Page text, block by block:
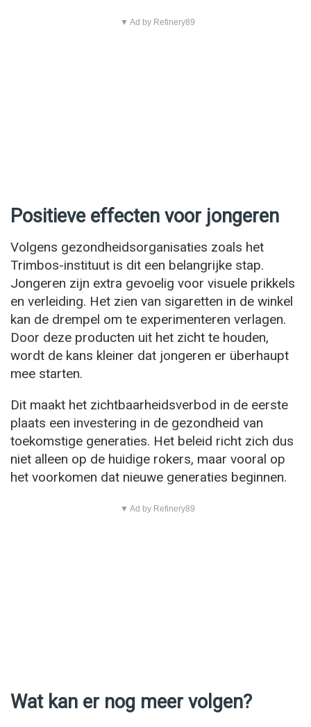
▼ Ad by Refinery89
Positieve effecten voor jongeren
Volgens gezondheidsorganisaties zoals het
Trimbos-instituut is dit een belangrijke stap.
Jongeren zijn extra gevoelig voor visuele prikkels
en verleiding. Het zien van sigaretten in de winkel
kan de drempel om te experimenteren verlagen.
Door deze producten uit het zicht te houden,
wordt de kans kleiner dat jongeren er überhaupt
mee starten.
Dit maakt het zichtbaarheidsverbod in de eerste
plaats een investering in de gezondheid van
toekomstige generaties. Het beleid richt zich dus
niet alleen op de huidige rokers, maar vooral op
het voorkomen dat nieuwe generaties beginnen.
▼ Ad by Refinery89
Wat kan er nog meer volgen?